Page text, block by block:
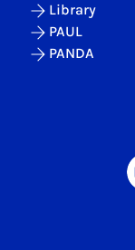
Library
PAUL
PANDA